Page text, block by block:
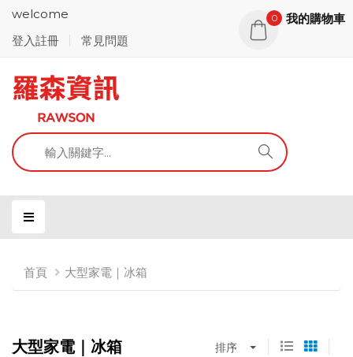
welcome
登入註冊
常見問題
0 我的購物車
首頁 大型家電｜冰箱
大型家電｜冰箱 排序